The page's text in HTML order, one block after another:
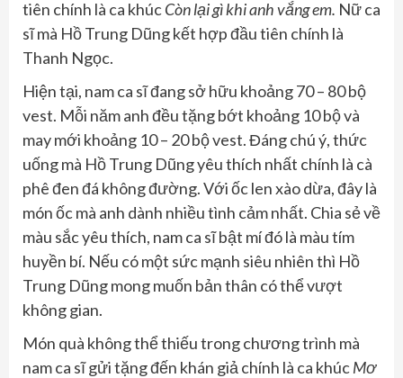
tiên chính là ca khúcCòn lại gì khi anh vắng em. Nữ ca
sĩ mà Hồ Trung Dũng kết hợp đầu tiên chính là
Thanh Ngọc.
Hiện tại, nam ca sĩ đang sở hữu khoảng 70 – 80 bộ
vest. Mỗi năm anh đều tặng bớt khoảng 10 bộ và
may mới khoảng 10 – 20 bộ vest. Đáng chú ý, thức
uống mà Hồ Trung Dũng yêu thích nhất chính là cà
phê đen đá không đường. Với ốc len xào dừa, đây là
món ốc mà anh dành nhiều tình cảm nhất. Chia sẻ về
màu sắc yêu thích, nam ca sĩ bật mí đó là màu tím
huyền bí. Nếu có một sức mạnh siêu nhiên thì Hồ
Trung Dũng mong muốn bản thân có thể vượt
không gian.
Món quà không thể thiếu trong chương trình mà
nam ca sĩ gửi tặng đến khán giả chính là ca khúcMơ